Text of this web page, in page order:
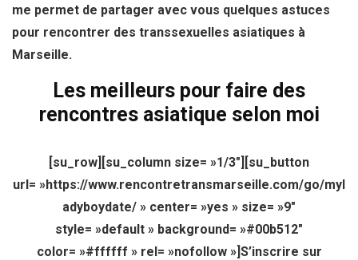
me permet de partager avec vous quelques astuces
pour rencontrer des transsexuelles asiatiques à
Marseille.
Les meilleurs pour faire des
rencontres asiatique selon moi
[su_row][su_column size= »1/3″][su_button
url= »https://www.rencontretransmarseille.com/go/myl
adyboydate/ » center= »yes » size= »9″
style= »default » background= »#00b512″
color= »#ffffff » rel= »nofollow »]S’inscrire sur